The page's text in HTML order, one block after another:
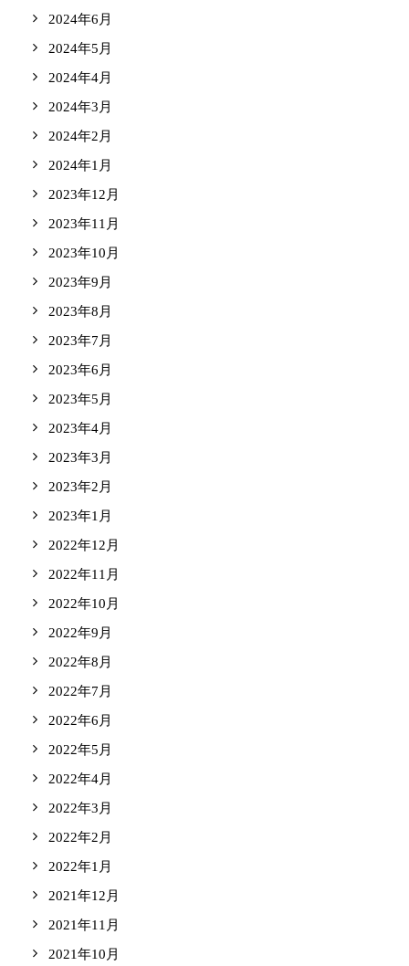
2024年6月
2024年5月
2024年4月
2024年3月
2024年2月
2024年1月
2023年12月
2023年11月
2023年10月
2023年9月
2023年8月
2023年7月
2023年6月
2023年5月
2023年4月
2023年3月
2023年2月
2023年1月
2022年12月
2022年11月
2022年10月
2022年9月
2022年8月
2022年7月
2022年6月
2022年5月
2022年4月
2022年3月
2022年2月
2022年1月
2021年12月
2021年11月
2021年10月